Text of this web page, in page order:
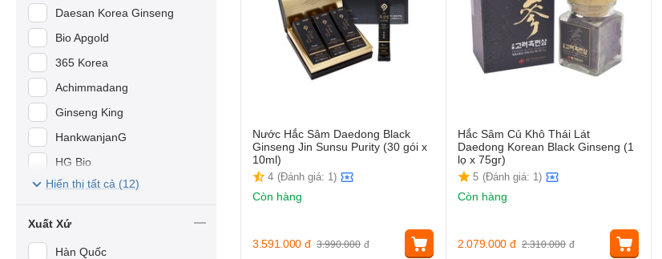
Nước Hắc Sâm Daedong Black
Ginseng Jin Sunsu Purity (30 gói x
10ml)
4 (Đánh giá: 1)
Còn hàng
3.990.000 đ
3.591.000 đ
Hắc Sâm Củ Khô Thái Lát
Daedong Korean Black Ginseng (1
lọ x 75gr)
5 (Đánh giá: 1)
Còn hàng
2.310.000 đ
2.079.000 đ
Daesan Korea Ginseng
Bio Apgold
365 Korea
Achimmadang
Ginseng King
HankwanjanG
HG Bio
Ire Red Ginseng
SMS Bio Pharm
Hiển thị tất cả (12)
Xuất Xứ
Hàn Quốc